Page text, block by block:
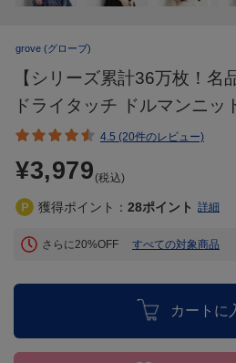
grove (グローブ)
【シリーズ累計36万枚！名
ドライタッチ ドルマンニッ
4.5 (20件のレビュー)
¥3,979(税込)
獲得ポイント： 28ポイント 詳細
さらに20%OFF すべての対象商品
カートに